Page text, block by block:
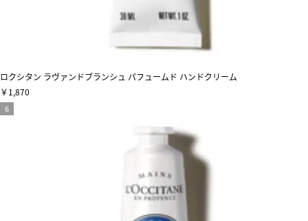
ロクシタン ラヴァンドブランシュ パフュームド ハンドクリーム
￥1,870